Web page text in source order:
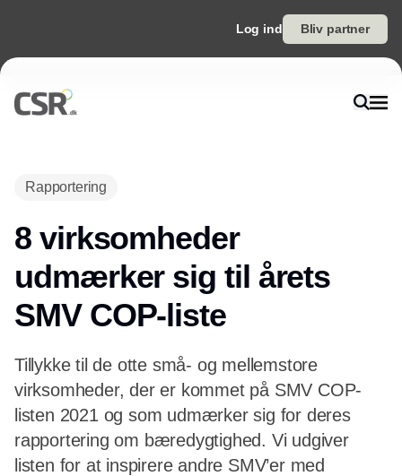
Log ind Bliv partner
Rapportering
8 virksomheder
udmærker sig til årets
SMV COP-liste
Tillykke til de otte små- og mellemstore
virksomheder, der er kommet på SMV COP-
listen 2021 og som udmærker sig for deres
rapportering om bæredygtighed. Vi udgiver
listen for at inspirere andre SMV’er med